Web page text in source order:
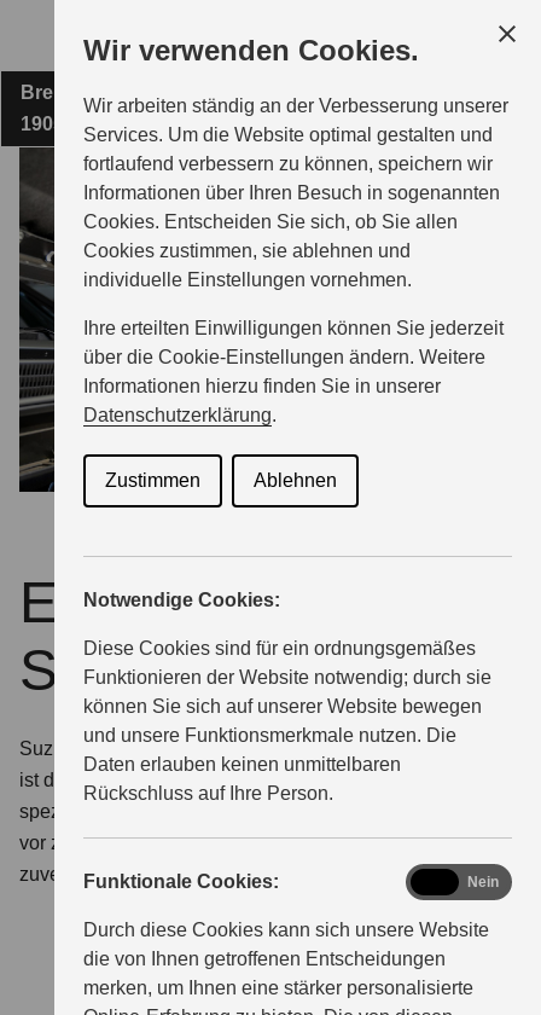
Wir verwenden Cookies.
Wir arbeiten ständig an der Verbesserung unserer
Services. Um die Website optimal gestalten und
fortlaufend verbessern zu können, speichern wir
Informationen über Ihren Besuch in sogenannten
Cookies. Entscheiden Sie sich, ob Sie allen
Cookies zustimmen, sie ablehnen und
individuelle Einstellungen vornehmen.
Ihre erteilten Einwilligungen können Sie jederzeit
über die Cookie-Einstellungen ändern. Weitere
Informationen hierzu finden Sie in unserer
Datenschutzerklärung.
Zustimmen Ablehnen
Notwendige Cookies:
Diese Cookies sind für ein ordnungsgemäßes
Funktionieren der Website notwendig; durch sie
können Sie sich auf unserer Website bewegen
und unsere Funktionsmerkmale nutzen. Die
Daten erlauben keinen unmittelbaren
Rückschluss auf Ihre Person.
Funktionale Cookies:
Durch diese Cookies kann sich unsere Website
die von Ihnen getroffenen Entscheidungen
merken, um Ihnen eine stärker personalisierte
functional
Nein
Hauptinhalt
ZIMMERMANN AUTOMOBILE GMBH
MODELLE
ZUBEHÖR
BERATUNG & KAUF
GESCHÄFTSKUNDEN
ÜBER UNS
Bremsweg 11
19057 Schwerin
ECSTAR by
Suzuki
Suzuki Qualität auch bei Schutz und Pflege. ECSTAR
ist die von Suzuki entwickelte Marke für Motoröle und
spezielle Pflegeprodukte. So schützen Sie Ihr Fahrzeug
vor zu schnellem Verschleiß. Damit er so langlebig und
zuverlässig bleibt, wie Sie es von Suzuki gewohnt sind.